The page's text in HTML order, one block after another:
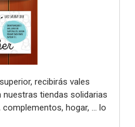
recibirás vales
tiendas solidarias
hogar, ... lo